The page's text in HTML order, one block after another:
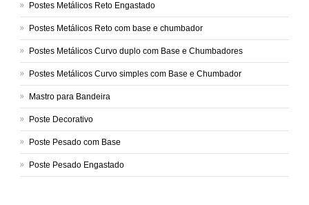
Postes Metálicos Reto Engastado
Postes Metálicos Reto com base e chumbador
Postes Metálicos Curvo duplo com Base e Chumbadores
Postes Metálicos Curvo simples com Base e Chumbador
Mastro para Bandeira
Poste Decorativo
Poste Pesado com Base
Poste Pesado Engastado